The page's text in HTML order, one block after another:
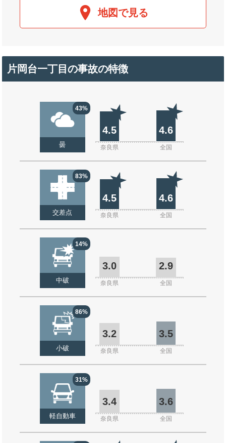
地図で見る
片岡台一丁目の事故の特徴
43%
曇
4.5 4.6
奈良県 全国
83%
交差点
4.5 4.6
奈良県 全国
14%
中破
3.0 2.9
奈良県 全国
86%
小破
3.2 3.5
奈良県 全国
31%
軽自動車
3.4 3.6
奈良県 全国